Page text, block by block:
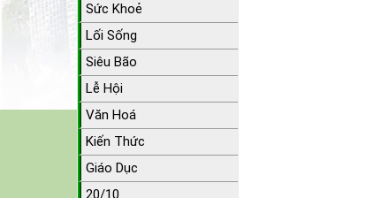
Sức Khoẻ
Lối Sống
Siêu Bão
Lễ Hội
Văn Hoá
Kiến Thức
Giáo Dục
20/10